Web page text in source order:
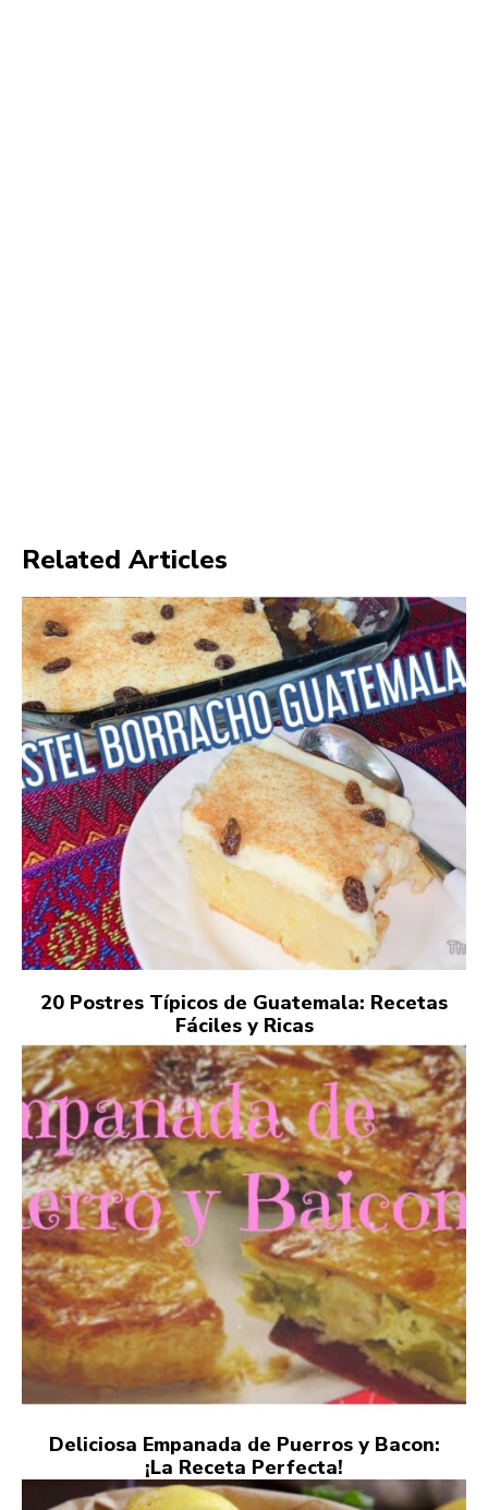
Related Articles
20 Postres Típicos de Guatemala: Recetas
Fáciles y Ricas
Deliciosa Empanada de Puerros y Bacon:
¡La Receta Perfecta!